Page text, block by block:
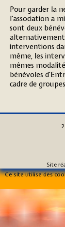
Pour garder la
l'association a
sont deux
interventions
même, les
mêmes
bénévoles
cadre de
Site
Ce site utilise des